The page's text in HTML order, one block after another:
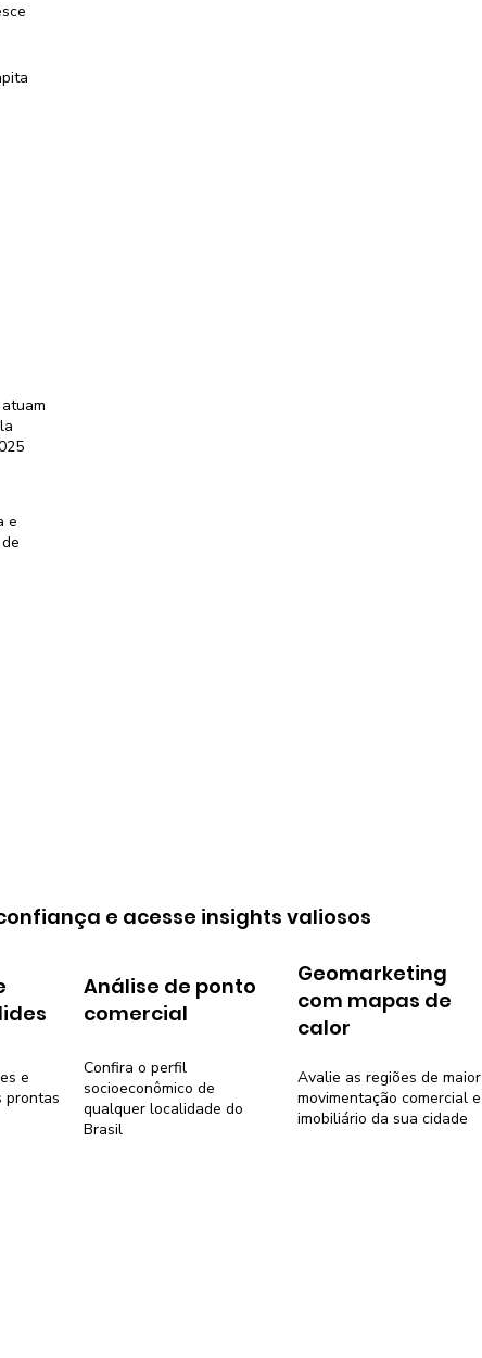
e
e
prontas
Análise de ponto
comercial
Confira o perfil
socioeconômico de
qualquer localidade do
Brasil
Geomarketing
com mapas de
calor
Avalie as regiões de maior
movimentação comercial e
imobiliário da sua cidade
e acesse insights valiosos